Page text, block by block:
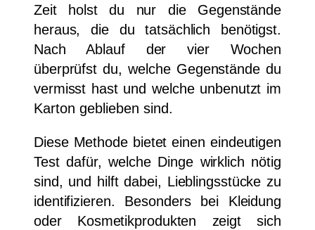
Zeit holst du nur die Gegenstände
heraus, die du tatsächlich benötigst.
Nach Ablauf der vier Wochen
überprüfst du, welche Gegenstände du
vermisst hast und welche unbenutzt im
Karton geblieben sind.
Diese Methode bietet einen eindeutigen
Test dafür, welche Dinge wirklich nötig
sind, und hilft dabei, Lieblingsstücke zu
identifizieren. Besonders bei Kleidung
oder Kosmetikprodukten zeigt sich